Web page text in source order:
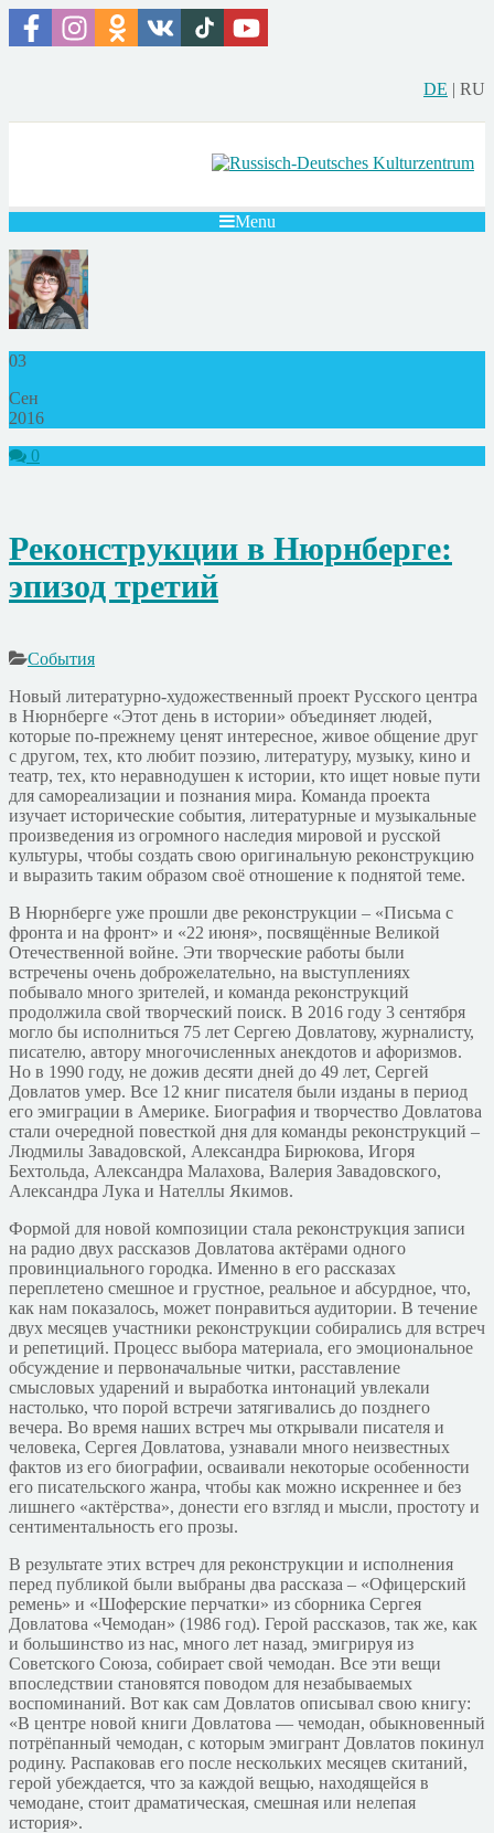
DE | RU
Menu
03
Сен
2016
0
Реконструкции в Нюрнберге:
эпизод третий
События
Новый литературно-художественный проект Русского центра
в Нюрнберге «Этот день в истории» объединяет людей,
которые по-прежнему ценят интересное, живое общение друг
с другом, тех, кто любит поэзию, литературу, музыку, кино и
театр, тех, кто неравнодушен к истории, кто ищет новые пути
для самореализации и познания мира. Команда проекта
изучает исторические события, литературные и музыкальные
произведения из огромного наследия мировой и русской
культуры, чтобы создать свою оригинальную реконструкцию
и выразить таким образом своё отношение к поднятой теме.
В Нюрнберге уже прошли две реконструкции – «Письма с
фронта и на фронт» и «22 июня», посвящённые Великой
Отечественной войне. Эти творческие работы были
встречены очень доброжелательно, на выступлениях
побывало много зрителей, и команда реконструкций
продолжила свой творческий поиск. В 2016 году 3 сентября
могло бы исполниться 75 лет Сергею Довлатову, журналисту,
писателю, автору многочисленных анекдотов и афоризмов.
Но в 1990 году, не дожив десяти дней до 49 лет, Сергей
Довлатов умер. Все 12 книг писателя были изданы в период
его эмиграции в Америке. Биография и творчество Довлатова
стали очередной повесткой дня для команды реконструкций –
Людмилы Завадовской, Александра Бирюкова, Игоря
Бехтольда, Александра Малахова, Валерия Завадовского,
Александра Лука и Нателлы Якимов.
Формой для новой композиции стала реконструкция записи
на радио двух рассказов Довлатова актёрами одного
провинциального городка. Именно в его рассказах
переплетено смешное и грустное, реальное и абсурдное, что,
как нам показалось, может понравиться аудитории. В течение
двух месяцев участники реконструкции собирались для встреч
и репетиций. Процесс выбора материала, его эмоциональное
обсуждение и первоначальные читки, расставление
смысловых ударений и выработка интонаций увлекали
настолько, что порой встречи затягивались до позднего
вечера. Во время наших встреч мы открывали писателя и
человека, Сергея Довлатова, узнавали много неизвестных
фактов из его биографии, осваивали некоторые особенности
его писательского жанра, чтобы как можно искреннее и без
лишнего «актёрства», донести его взгляд и мысли, простоту и
сентиментальность его прозы.
В результате этих встреч для реконструкции и исполнения
перед публикой были выбраны два рассказа – «Офицерский
ремень» и «Шоферские перчатки» из сборника Сергея
Довлатова «Чемодан» (1986 год). Герой рассказов, так же, как
и большинство из нас, много лет назад, эмигрируя из
Советского Союза, собирает свой чемодан. Все эти вещи
впоследствии становятся поводом для незабываемых
воспоминаний. Вот как сам Довлатов описывал свою книгу:
«В центре новой книги Довлатова — чемодан, обыкновенный
потрёпанный чемодан, с которым эмигрант Довлатов покинул
родину. Распаковав его после нескольких месяцев скитаний,
герой убеждается, что за каждой вещью, находящейся в
чемодане, стоит драматическая, смешная или нелепая
история».